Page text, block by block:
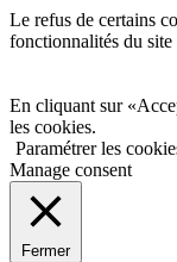
Le refus de certains
fonctionnalités du site
En cliquant sur
les cookies.
Paramétrer les
Manage consent
Fermer